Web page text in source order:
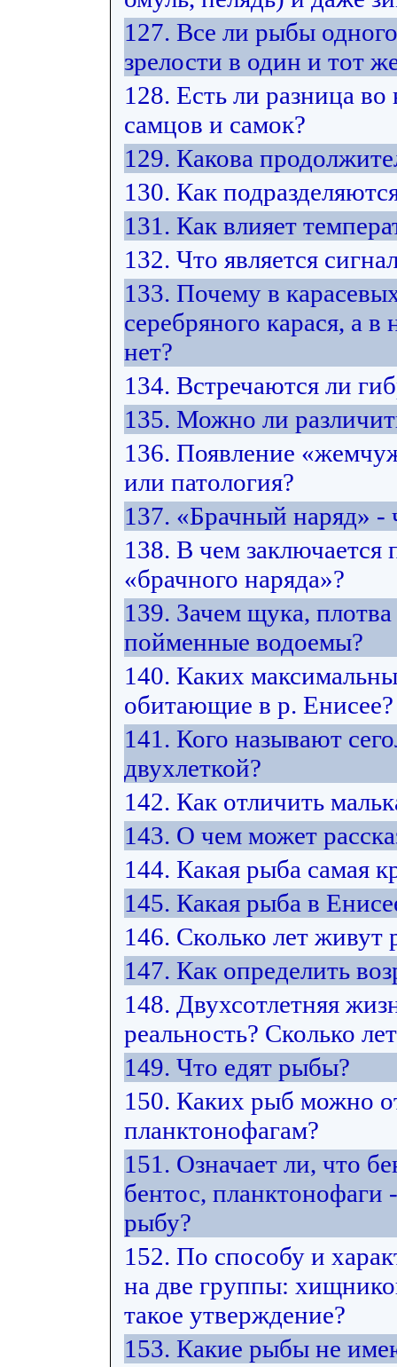
127. Все ли рыбы
зрелости в один и тот
128. Есть ли разница
самцов и самок?
129. Какова
130. Как
131. Как влияет
132. Что является
133. Почему в
серебряного карася, а
нет?
134. Встречаются ли
135. Можно ли
136. Появление
или патология?
137. «Брачный наряд» -
138. В чем заключается
«брачного наряда»?
139. Зачем щука,
пойменные водоемы?
140. Каких
обитающие в р. Енисее?
141. Кого называют
двухлеткой?
142. Как отличить
143. О чем может
144. Какая рыба самая
145. Какая рыба в
146. Сколько лет живут
147. Как определить
148. Двухсотлетняя
реальность? Сколько
149. Что едят рыбы?
150. Каких рыб можно
планктонофагам?
151. Означает ли, что
бентос,
рыбу?
152. По способу и
на две группы:
такое утверждение?
153. Какие рыбы не